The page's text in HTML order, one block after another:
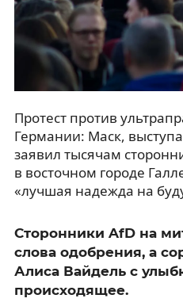
Протест против
Германии: Маск,
заявил тысячам
в восточном городе
«лучшая надежда на
Сторонники AfD на
слова одобрения, а
Алиса Вайдель с
происходящее.